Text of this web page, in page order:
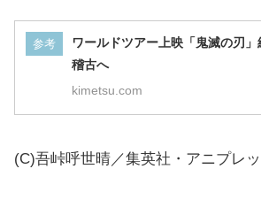
参考
ワールドツアー上映「鬼滅の刃
稽古へ
kimetsu.com
(C)吾峠呼世晴／集英社・アニプレ